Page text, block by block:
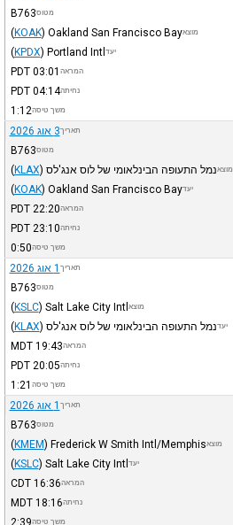
מטוסB763
מוצאOakland San Francisco Bay
(KOAK)
יעד Portland Intl
(KPDX)
המראה 03:01
PDT
נחיתה04:14
PDT
משך טיסה1:12
תאריך3 אוג 2026
מטוסB763
מוצאנמל התעופה הבינלאומי של לוס אנג'לס (KLAX)
יעדOakland San Francisco Bay
(KOAK)
המראה22:20
PDT
נחיתה23:10
PDT
משך טיסה0:50
תאריך 1 אוג 2026
מטוסB763
מוצא Salt Lake City Intl
(KSLC)
יעדנמל התעופה הבינלאומי של לוס אנג'לס (KLAX)
המראה19:43
MDT
נחיתה20:05
PDT
משך טיסה 1:21
תאריך 1 אוג 2026
מטוסB763
מוצאFrederick W Smith Intl/Memphis
(KMEM)
יעד Salt Lake City Intl
(KSLC)
המראה16:36
CDT
נחיתה18:16
MDT
משך טיסה2:39